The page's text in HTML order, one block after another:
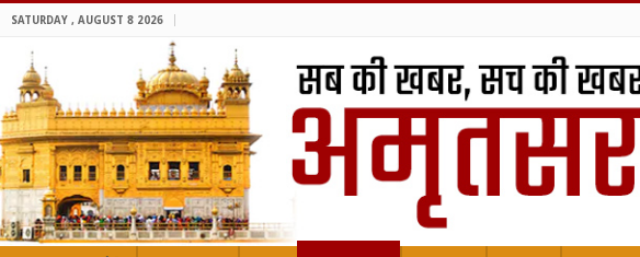
SATURDAY , AUGUST 8 2026